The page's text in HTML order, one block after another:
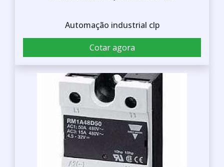
Automação industrial clp
Cotar agora